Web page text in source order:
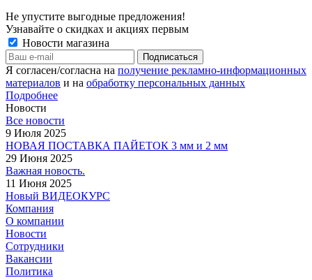
Не упустите выгодные предложения!
Узнавайте о скидках и акциях первым
Новости магазина
Я согласен/согласна на получение рекламно-информационных
материалов и на обработку персональных данных
Подробнее
Новости
Все новости
9 Июля 2025
НОВАЯ ПОСТАВКА ПАЙЕТОК 3 мм и 2 мм
29 Июня 2025
Важная новость.
11 Июня 2025
Новый ВИДЕОКУРС
Компания
О компании
Новости
Сотрудники
Вакансии
Политика